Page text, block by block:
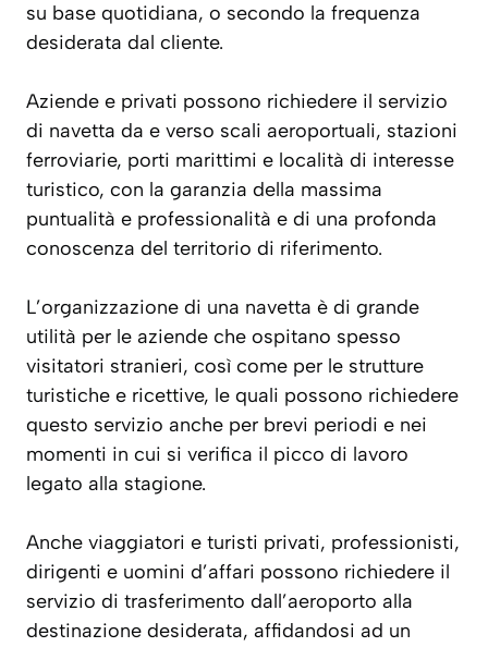
su base quotidiana, o secondo la frequenza
desiderata dal cliente.
Aziende e privati possono richiedere il servizio
di navetta da e verso scali aeroportuali, stazioni
ferroviarie, porti marittimi e località di interesse
turistico, con la garanzia della massima
puntualità e professionalità e di una profonda
conoscenza del territorio di riferimento.
L’organizzazione di una navetta è di grande
utilità per le aziende che ospitano spesso
visitatori stranieri, così come per le strutture
turistiche e ricettive, le quali possono richiedere
questo servizio anche per brevi periodi e nei
momenti in cui si verifica il picco di lavoro
legato alla stagione.
Anche viaggiatori e turisti privati, professionisti,
dirigenti e uomini d’affari possono richiedere il
servizio di trasferimento dall’aeroporto alla
destinazione desiderata, affidandosi ad un